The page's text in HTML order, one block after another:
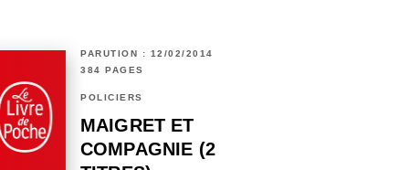
PARUTION : 12/02/2014
384 PAGES
POLICIERS
MAIGRET ET
COMPAGNIE (2